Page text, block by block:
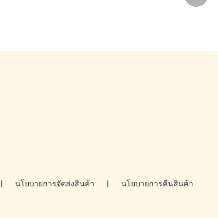
| นโยบายการจัดส่งสินค้า |
นโยบายการคืนสินค้า